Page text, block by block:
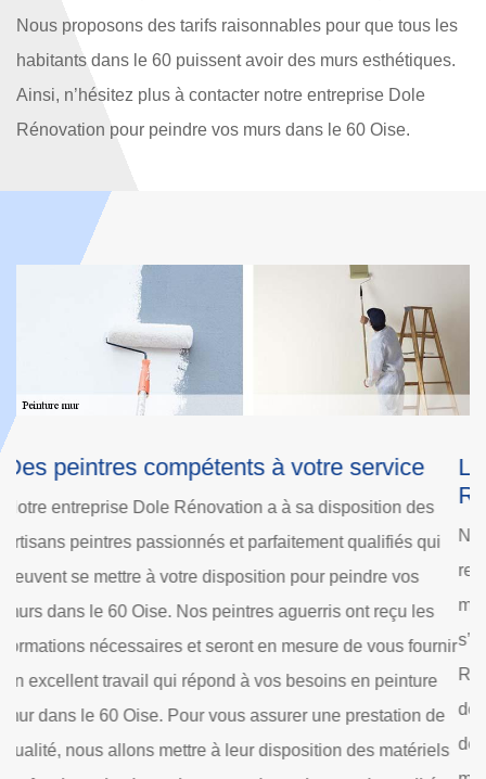
Nous proposons des tarifs raisonnables pour que tous les
habitants dans le 60 puissent avoir des murs esthétiques.
Ainsi, n’hésitez plus à contacter notre entreprise Dole
Rénovation pour peindre vos murs dans le 60 Oise.
La gratuité du déplacement avec Dole
Rénovation
Notre entreprise Dole Rénovation est en mesure de
redonner de la valeur à votre maison ; d’apporter une
meilleure esthétique à vos murs dans le 60 Oise. Et pour
s’occuper de cette tâche ; notre entreprise Dole
Rénovation propose de se déplacer gratuitement à votre
domicile. Nous proposons cela pour alléger les dépenses
de notre clientèle dans le 60 Oise. Le transport des